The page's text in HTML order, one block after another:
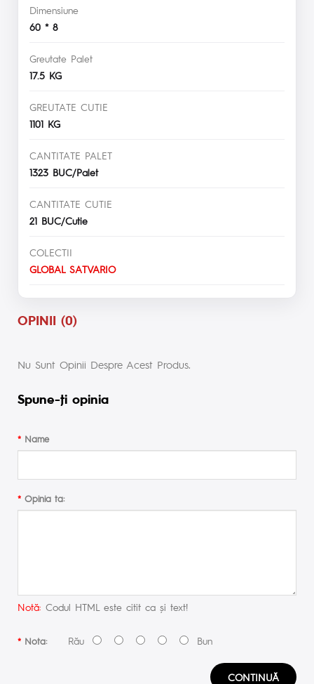
Dimensiune
60 * 8
Greutate Palet
17.5 KG
GREUTATE CUTIE
1101 KG
CANTITATE PALET
1323 BUC/Palet
CANTITATE CUTIE
21 BUC/Cutie
COLECTII
GLOBAL SATVARIO
OPINII (0)
Nu Sunt Opinii Despre Acest Produs.
Spune-ţi opinia
Name
Opinia ta:
Notă: Codul HTML este citit ca şi text!
Nota:Rău Bun
CONTINUĂ